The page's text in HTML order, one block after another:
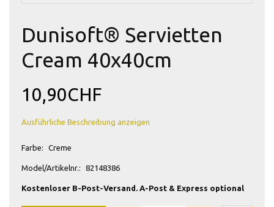
Dunisoft® Servietten
Cream 40x40cm
10,90CHF
Ausführliche Beschreibung anzeigen
Farbe: Creme
Model/Artikelnr.: 82148386
Kostenloser B-Post-Versand. A-Post & Express optional